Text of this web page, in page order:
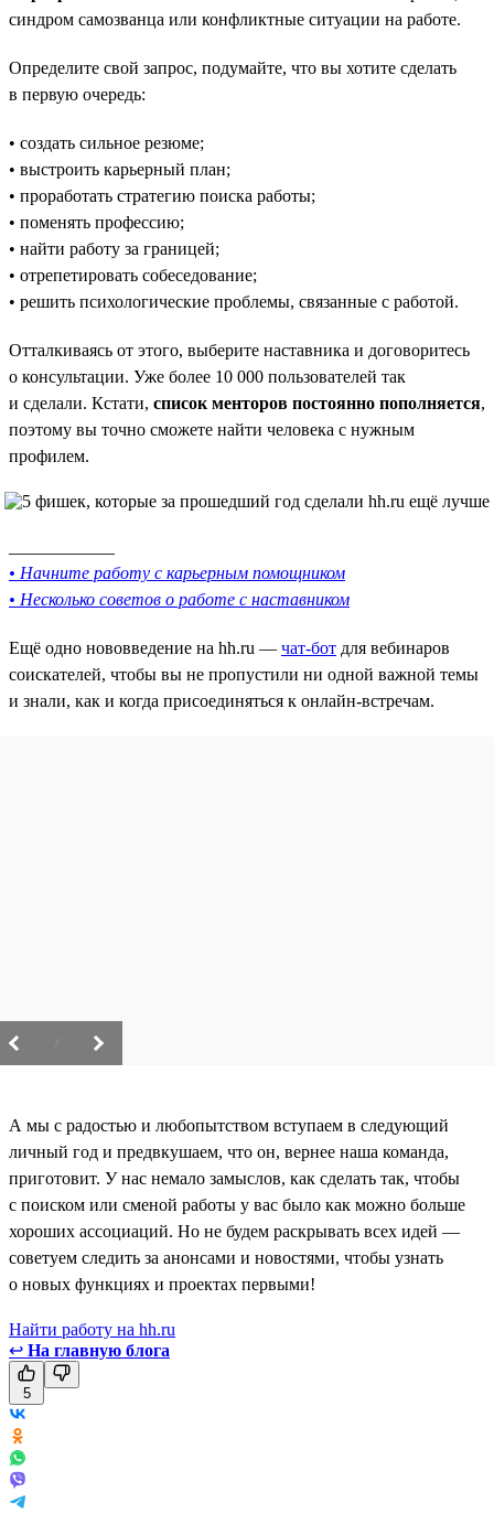
синдром самозванца или конфликтные ситуации на работе.
Определите свой запрос, подумайте, что вы хотите сделать
в первую очередь:
• создать сильное резюме;
• выстроить карьерный план;
• проработать стратегию поиска работы;
• поменять профессию;
• найти работу за границей;
• отрепетировать собеседование;
• решить психологические проблемы, связанные с работой.
Отталкиваясь от этого, выберите наставника и договоритесь
о консультации. Уже более 10 000 пользователей так
и сделали. Кстати, список менторов постоянно пополняется,
поэтому вы точно сможете найти человека с нужным
профилем.
• Начните работу с карьерным помощником
• Несколько советов о работе с наставником
Ещё одно нововведение на hh.ru — чат-бот для вебинаров
соискателей, чтобы вы не пропустили ни одной важной темы
и знали, как и когда присоединяться к онлайн-встречам.
А мы с радостью и любопытством вступаем в следующий
личный год и предвкушаем, что он, вернее наша команда,
приготовит. У нас немало замыслов, как сделать так, чтобы
с поиском или сменой работы у вас было как можно больше
хороших ассоциаций. Но не будем раскрывать всех идей —
советуем следить за анонсами и новостями, чтобы узнать
о новых функциях и проектах первыми!
Найти работу на hh.ru
↩ На главную блога
5